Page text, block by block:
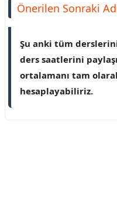
Önerilen Sonraki
Şu anki tüm
ders saatlerini
ortalamanı tam
hesaplayabiliriz.